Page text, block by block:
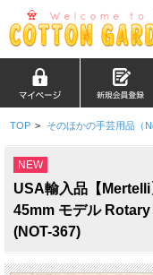
TOP > そのほかの手芸用品（
NEW
USA輸入品【
45mm モデル
(NOT-367)